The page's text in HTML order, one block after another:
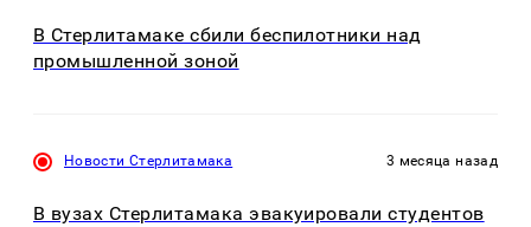
В Стерлитамаке сбили беспилотники над
промышленной зоной
Новости Стерлитамака 3 месяца назад
В вузах Стерлитамака эвакуировали студентов